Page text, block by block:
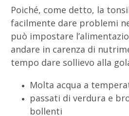
Poiché, come detto, la
facilmente dare problemi
può impostare
andare in carenza di
tempo dare sollievo alla
Molta acqua a
passati di verdura e
bollenti